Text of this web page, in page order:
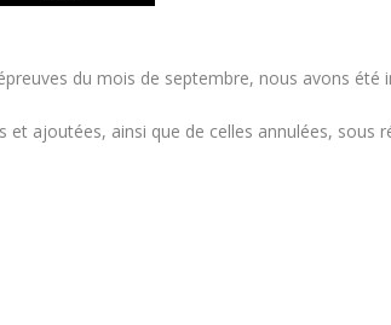
du mois de septembre, nous avons été
et ajoutées, ainsi que de celles annulées, sous